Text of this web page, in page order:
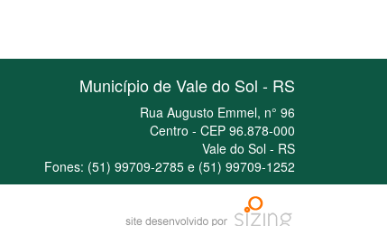
Município de Vale do Sol - RS
Rua Augusto Emmel, n° 96
Centro - CEP 96.878-000
Vale do Sol - RS
Fones: (51) 99709-2785 e (51) 99709-1252